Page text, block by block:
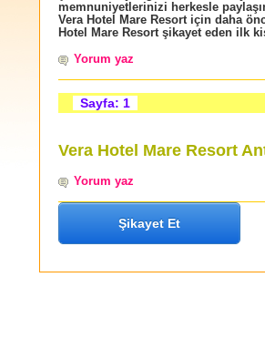
memnuniyetlerinizi herkesle
Vera Hotel Mare Resort için daha
Hotel Mare Resort şikayet eden ilk
Yorum yaz
Sayfa: 1
Vera Hotel Mare Resort
Yorum yaz
Şikayet Et